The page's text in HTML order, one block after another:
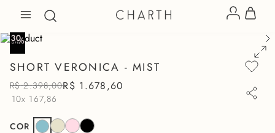
SHORT VERONICA - MIST
R$ 2.398,00R$ 1.678,60
10x 167,86
COR